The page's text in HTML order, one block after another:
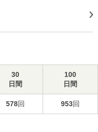
30
日間
100
日間
578回 953回